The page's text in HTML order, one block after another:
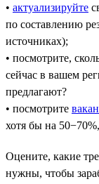
• актуализируйте
по составлению
источниках);
• посмотрите,
сейчас в вашем
предлагают?
• посмотрите
хотя бы на
Оцените, какие
нужны, чтобы